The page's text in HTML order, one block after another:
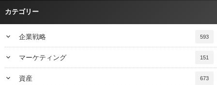
カテゴリー
keyboard_arrow_down 企業戦略 593
keyboard_arrow_down マーケティング 151
keyboard_arrow_down 資産 673